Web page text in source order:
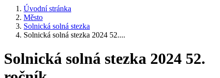
Úvodní stránka
Město
Solnická solná stezka
Solnická solná stezka 2024 52....
Solnická solná stezka 2024 52.